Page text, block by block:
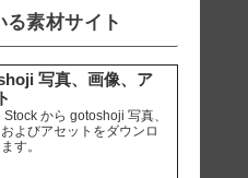
る素材サイト
写真、画像、ア
から gotoshoji 写真、
よびアセットをダウンロ
す。